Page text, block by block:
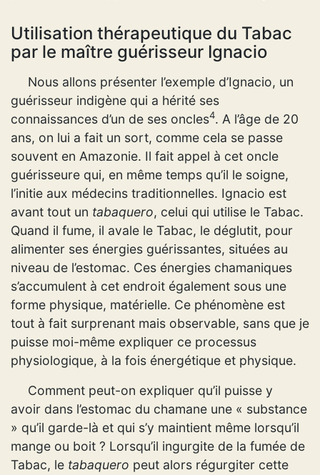
Utilisation thérapeutique du Tabac
par le maître guérisseur Ignacio
Nous allons présenter l’exemple d’Ignacio, un
guérisseur indigène qui a hérité ses
connaissances d’un de ses oncles4. A l’âge de 20
ans, on lui a fait un sort, comme cela se passe
souvent en Amazonie. Il fait appel à cet oncle
guérisseure qui, en même temps qu’il le soigne,
l’initie aux médecins traditionnelles. Ignacio est
avant tout un tabaquero, celui qui utilise le Tabac.
Quand il fume, il avale le Tabac, le déglutit, pour
alimenter ses énergies guérissantes, situées au
niveau de l’estomac. Ces énergies chamaniques
s’accumulent à cet endroit également sous une
forme physique, matérielle. Ce phénomène est
tout à fait surprenant mais observable, sans que je
puisse moi-même expliquer ce processus
physiologique, à la fois énergétique et physique.
Comment peut-on expliquer qu’il puisse y
avoir dans l’estomac du chamane une « substance
» qu’il garde-là et qui s’y maintient même lorsqu’il
mange ou boit ? Lorsqu’il ingurgite de la fumée de
Tabac, le tabaquero peut alors régurgiter cette